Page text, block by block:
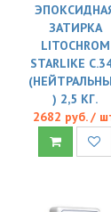
ЗАТИРКА
LITOCHROM
STARLIKE
) 2,5 КГ.
2682 руб. /